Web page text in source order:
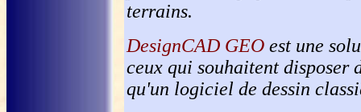
terrains.
DesignCAD GEO est une
ceux qui souhaitent disposer
qu'un logiciel de dessin